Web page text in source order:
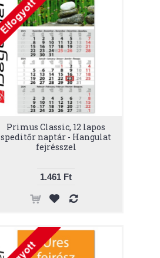
Primus Classic, 12 lapos
speditőr naptár - Hangulat
fejrésszel
1.461 Ft